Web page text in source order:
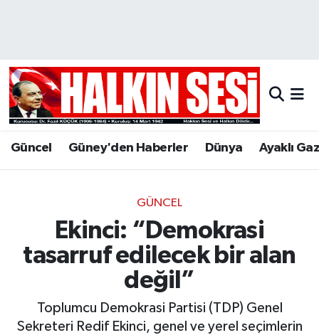
Güncel Güney'den Haberler Dünya Ayaklı
GÜNCEL
Ekinci: “Demokrasi
tasarruf edilecek bir alan
değil”
Toplumcu Demokrasi Partisi (TDP) Genel
Sekreteri Redif Ekinci, genel ve yerel seçimlerin
Hava Durumu
Trafik Durumu
Son Dakika Haberleri